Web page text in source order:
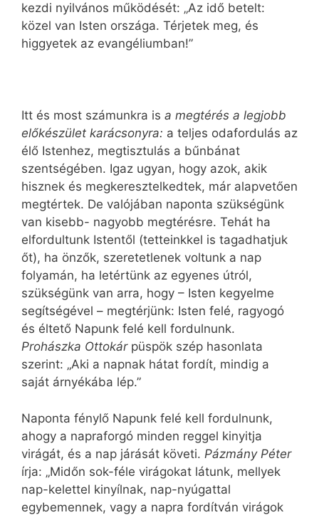
kezdi nyilvános működését: „Az idő betelt:
közel van Isten országa. Térjetek meg, és
higgyetek az evangéliumban!”
Itt és most számunkra is a megtérés a legjobb
előkészület karácsonyra: a teljes odafordulás az
élő Istenhez, megtisztulás a bűnbánat
szentségében. Igaz ugyan, hogy azok, akik
hisznek és megkeresztelkedtek, már alapvetően
megtértek. De valójában naponta szükségünk
van kisebb- nagyobb megtérésre. Tehát ha
elfordultunk Istentől (tetteinkkel is tagadhatjuk
őt), ha önzők, szeretetlenek voltunk a nap
folyamán, ha letértünk az egyenes útról,
szükségünk van arra, hogy – Isten kegyelme
segítségével – megtérjünk: Isten felé, ragyogó
és éltető Napunk felé kell fordulnunk.
Prohászka Ottokár püspök szép hasonlata
szerint: „Aki a napnak hátat fordít, mindig a
saját árnyékába lép.”
Naponta fénylő Napunk felé kell fordulnunk,
ahogy a napraforgó minden reggel kinyitja
virágát, és a nap járását követi. Pázmány Péter
írja: „Midőn sok-féle virágokat látunk, mellyek
nap-kelettel kinyílnak, nap-nyúgattal
egybemennek, vagy a napra fordítván virágok